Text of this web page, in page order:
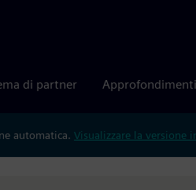
di partner Approfondimenti
automatica. Visualizzare la versione